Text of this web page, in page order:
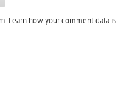
Learn how your comment data is